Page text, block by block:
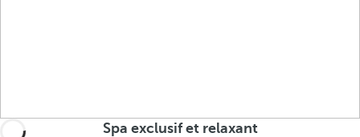
Spa exclusif et relaxant